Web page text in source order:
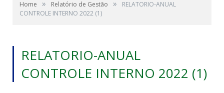
Home » Relatório de Gestão »
RELATORIO-ANUAL
CONTROLE INTERNO 2022 (1)
RELATORIO-ANUAL
CONTROLE INTERNO 2022 (1)